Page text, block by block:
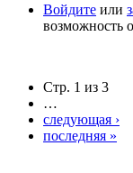
Войдите или
возможность
Стр. 1 из 3
…
следующая ›
последняя »